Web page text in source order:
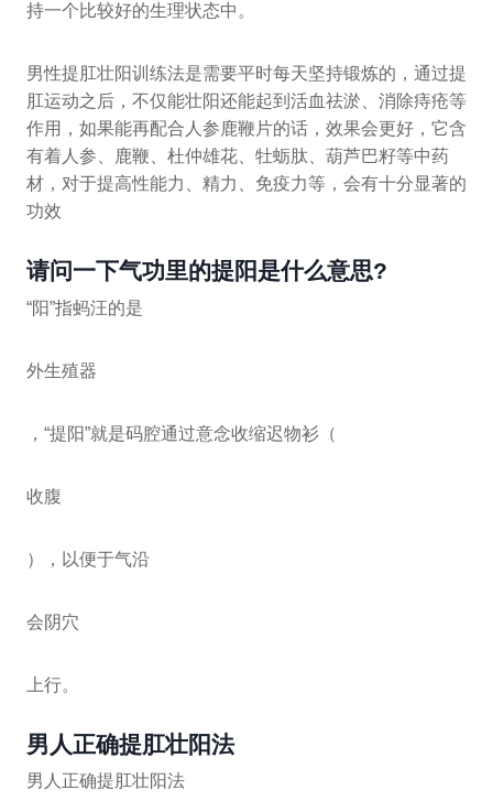
持一个比较好的生理状态中。
男性提肛壮阳训练法是需要平时每天坚持锻炼的，通过提
肛运动之后，不仅能壮阳还能起到活血祛淤、消除痔疮等
作用，如果能再配合人参鹿鞭片的话，效果会更好，它含
有着人参、鹿鞭、杜仲雄花、牡蛎肽、葫芦巴籽等中药
材，对于提高性能力、精力、免疫力等，会有十分显著的
功效
请问一下气功里的提阳是什么意思?
“阳”指蚂汪的是
外生殖器
，“提阳”就是码腔通过意念收缩迟物衫（
收腹
），以便于气沿
会阴穴
上行。
男人正确提肛壮阳法
男人正确提肛壮阳法